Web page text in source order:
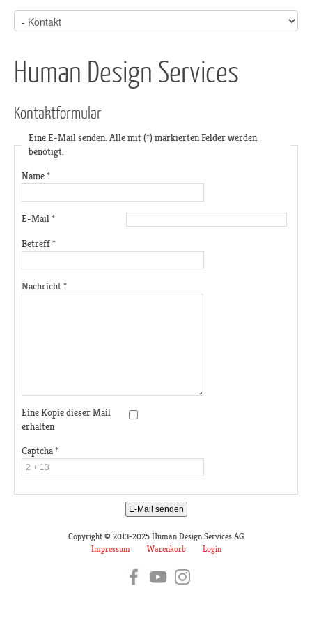
Human Design Services
Kontaktformular
Eine E-Mail senden. Alle mit (*) markierten Felder werden
benötigt.
Name*
E-Mail*
Betreff*
Nachricht*
Eine Kopie dieser Mail
erhalten
Captcha*
E-Mail senden
Copyright © 2013-2025 Human Design Services AG
Impressum
Warenkorb Login